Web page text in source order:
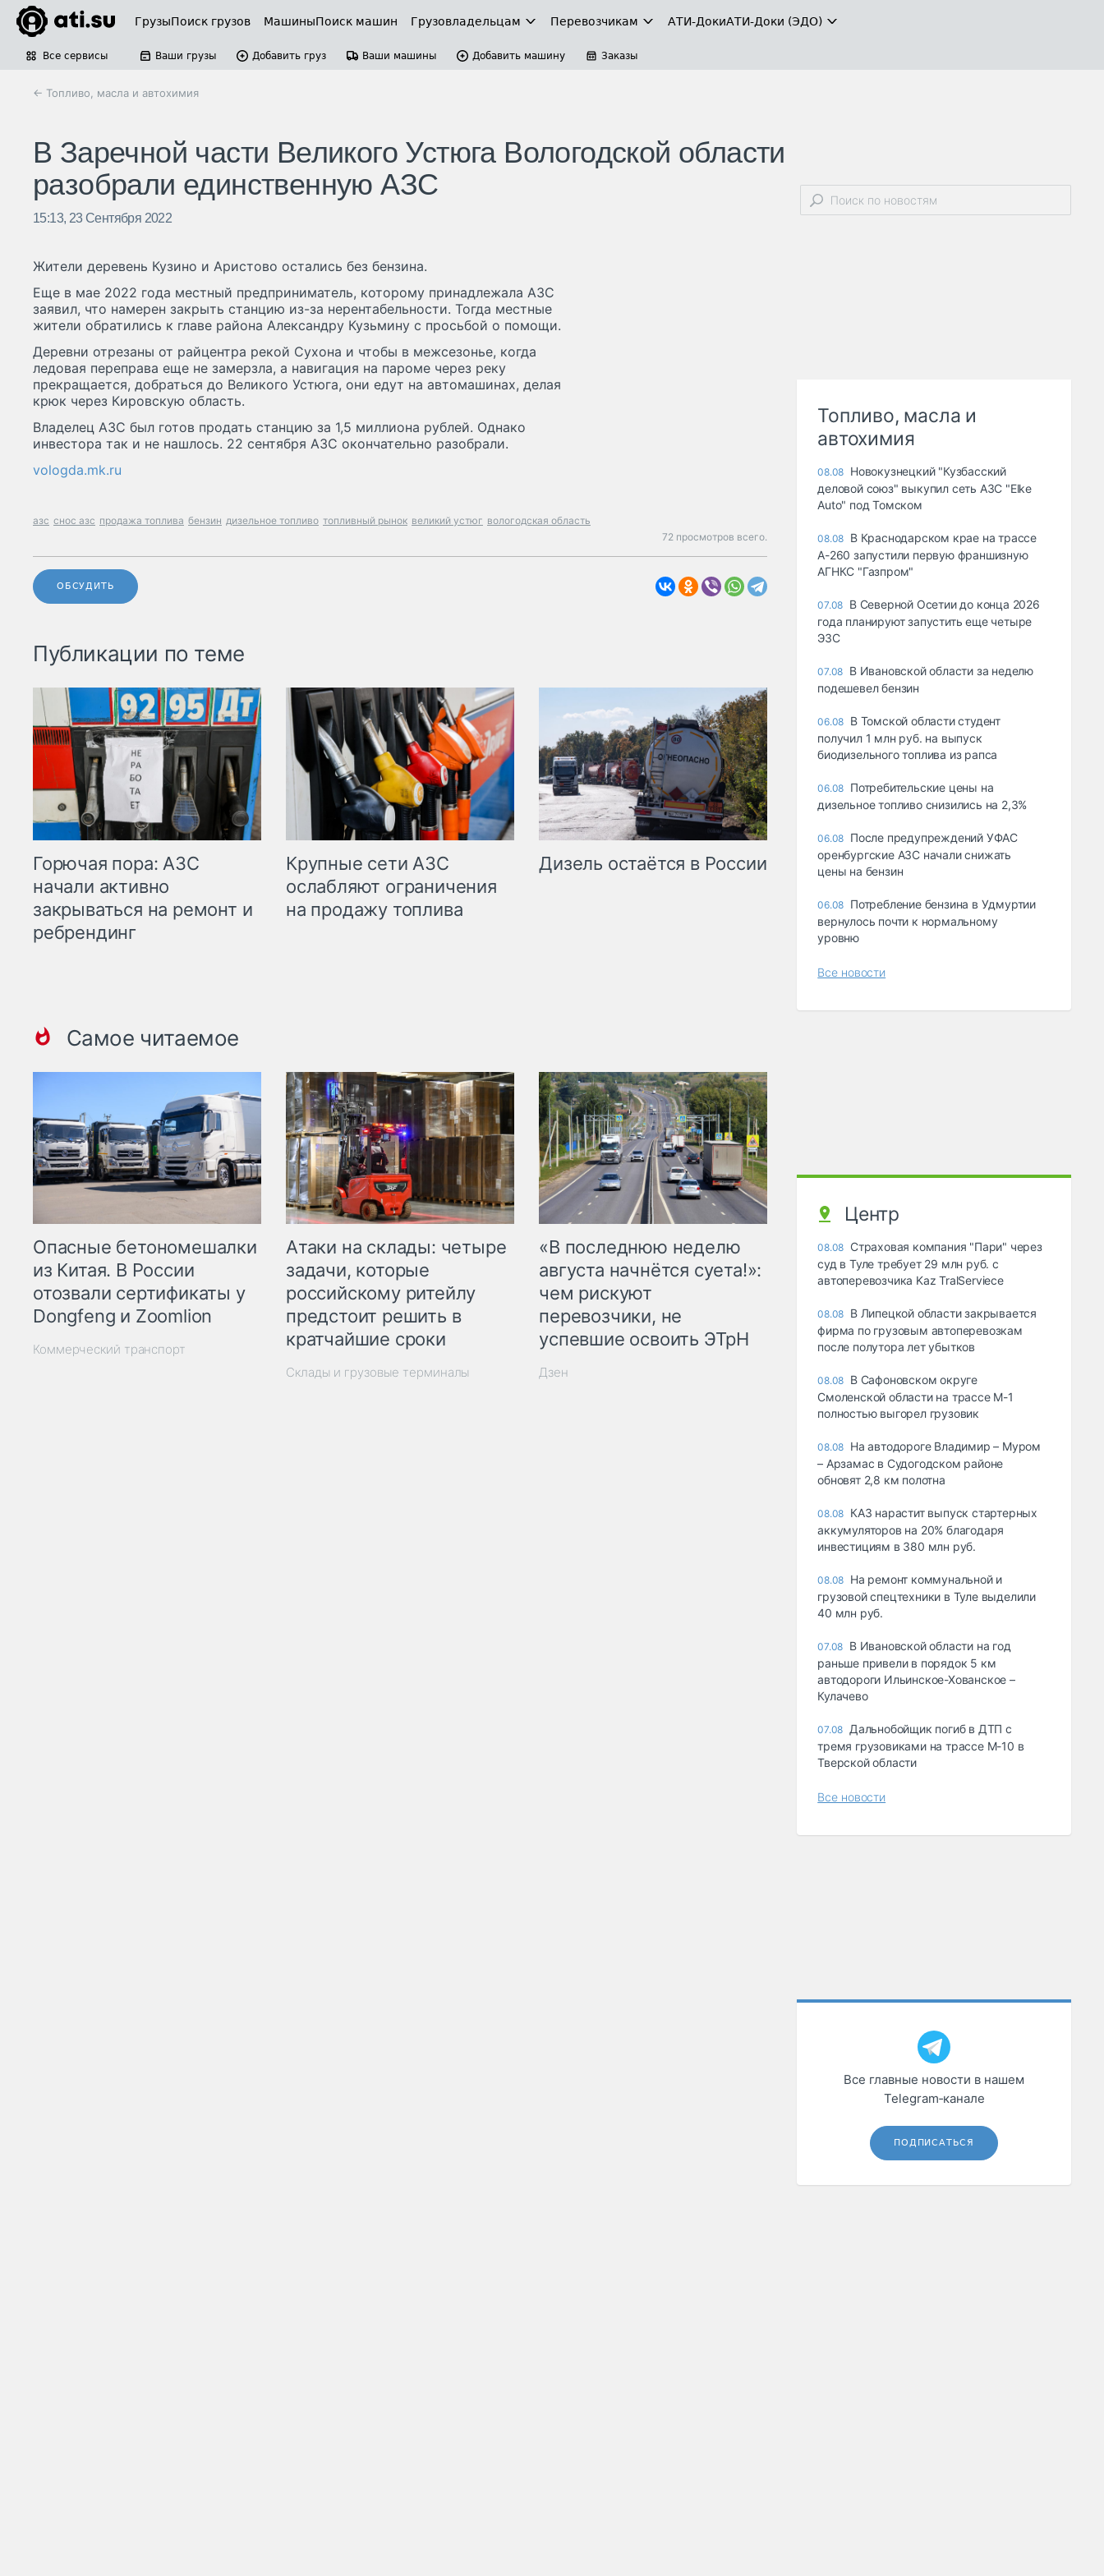
ГрузыПоиск грузов МашиныПоиск машин Грузовладельцам Перевозчикам АТИ-ДокиАТИ-Доки (ЭДО)
Все сервисы Ваши грузы Добавить груз Ваши машины Добавить машину Заказы
← Топливо, масла и автохимия
В Заречной части Великого Устюга Вологодской области
разобрали единственную АЗС
15:13, 23 Сентября 2022
Жители деревень Кузино и Аристово остались без бензина.
Еще в мае 2022 года местный предприниматель, которому принадлежала АЗС
заявил, что намерен закрыть станцию из-за нерентабельности. Тогда местные
жители обратились к главе района Александру Кузьмину с просьбой о помощи.
Деревни отрезаны от райцентра рекой Сухона и чтобы в межсезонье, когда
ледовая переправа еще не замерзла, а навигация на пароме через реку
прекращается, добраться до Великого Устюга, они едут на автомашинах, делая
крюк через Кировскую область.
Владелец АЗС был готов продать станцию за 1,5 миллиона рублей. Однако
инвестора так и не нашлось. 22 сентября АЗС окончательно разобрали.
vologda.mk.ru
азс снос азс продажа топлива бензин дизельное топливо топливный рынок великий устюг вологодская область
72 просмотров всего.
ОБСУДИТЬ
Публикации по теме
Горючая пора: АЗС
начали активно
закрываться на ремонт и
ребрендинг
Крупные сети АЗС
ослабляют ограничения
на продажу топлива
Дизель остаётся в России
Самое читаемое
Опасные бетономешалки
из Китая. В России
отозвали сертификаты у
Dongfeng и Zoomlion
Коммерческий транспорт
Атаки на склады: четыре
задачи, которые
российскому ритейлу
предстоит решить в
кратчайшие сроки
Склады и грузовые терминалы
«В последнюю неделю
августа начнётся суета!»:
чем рискуют
перевозчики, не
успевшие освоить ЭТрН
Дзен
Топливо, масла и
автохимия
08.08 Новокузнецкий "Кузбасский
деловой союз" выкупил сеть АЗС "Elke
Auto" под Томском
08.08 В Краснодарском крае на трассе
А-260 запустили первую франшизную
АГНКС "Газпром"
07.08 В Северной Осетии до конца 2026
года планируют запустить еще четыре
ЭЗС
07.08 В Ивановской области за неделю
подешевел бензин
06.08 В Томской области студент
получил 1 млн руб. на выпуск
биодизельного топлива из рапса
06.08 Потребительские цены на
дизельное топливо снизились на 2,3%
06.08 После предупреждений УФАС
оренбургские АЗС начали снижать
цены на бензин
06.08 Потребление бензина в Удмуртии
вернулось почти к нормальному
уровню
Все новости
Центр
08.08 Страховая компания "Пари" через
суд в Туле требует 29 млн руб. с
автоперевозчика Kaz TralServiece
08.08 В Липецкой области закрывается
фирма по грузовым автоперевозкам
после полутора лет убытков
08.08 В Сафоновском округе
Смоленской области на трассе М-1
полностью выгорел грузовик
08.08 На автодороге Владимир – Муром
– Арзамас в Судогодском районе
обновят 2,8 км полотна
08.08 КАЗ нарастит выпуск стартерных
аккумуляторов на 20% благодаря
инвестициям в 380 млн руб.
08.08 На ремонт коммунальной и
грузовой спецтехники в Туле выделили
40 млн руб.
07.08 В Ивановской области на год
раньше привели в порядок 5 км
автодороги Ильинское-Хованское –
Кулачево
07.08 Дальнобойщик погиб в ДТП с
тремя грузовиками на трассе М-10 в
Тверской области
Все новости
Все главные новости в нашем
Telegram‑канале
ПОДПИСАТЬСЯ